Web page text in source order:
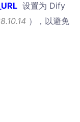
设置为 Dify
），以避免